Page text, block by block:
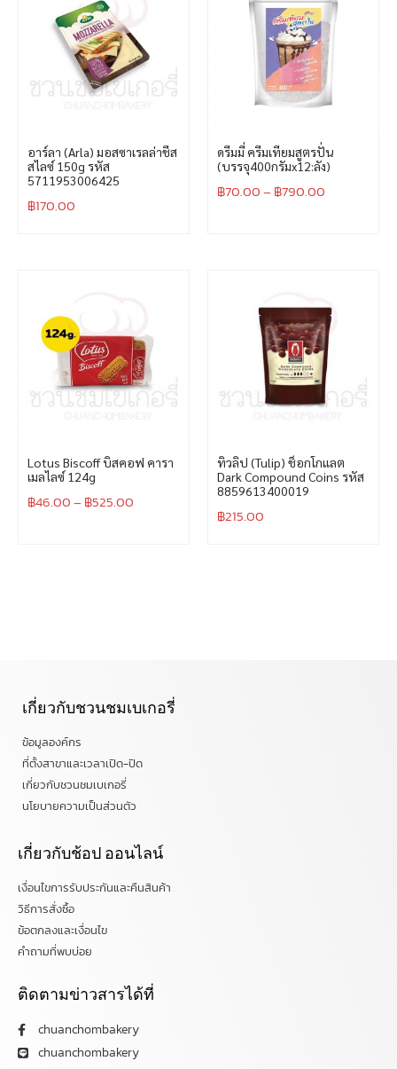
อาร์ลา (Arla) มอสซาเรลล่าชีส
สไลซ์ 150g รหัส
5711953006425
฿170.00
ดรีมมี่ ครีมเทียมสูตรปั่น
(บรรจุ400กรัมx12:ลัง)
฿70.00– ฿790.00
Lotus Biscoff บิสคอฟ คารา
เมลไลซ์ 124g
฿46.00– ฿525.00
ทิวลิป (Tulip) ช็อกโกแลต
Dark Compound Coins รหัส
8859613400019
฿215.00
เกี่ยวกับชวนชมเบเกอรี่
ข้อมูลองค์กร
ที่ตั้งสาขาและเวลาเปิด-ปิด
เกี่ยวกับชวนชมเบเกอรี่
นโยบายความเป็นส่วนตัว
เกี่ยวกับช้อป ออนไลน์
เงื่อนไขการรับประกันและคืนสินค้า
วิธีการสั่งซื้อ
ข้อตกลงและเงื่อนไข
คำถามที่พบบ่อย
ติดตามข่าวสารได้ที่
chuanchombakery
chuanchombakery